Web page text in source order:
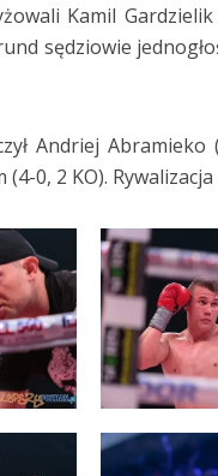
Kamil
sędziowie
Andriej
0, 2 KO).